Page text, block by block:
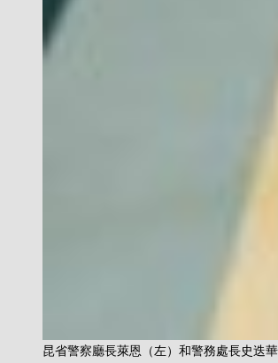
昆省警察廳長萊恩（左）和警務處長史迭